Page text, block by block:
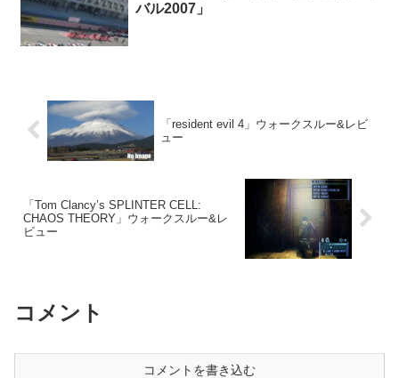
バル2007」
「resident evil 4」ウォークスルー&レビ
ュー
「Tom Clancy’s SPLINTER CELL:
CHAOS THEORY」ウォークスルー&レ
ビュー
コメント
コメントを書き込む